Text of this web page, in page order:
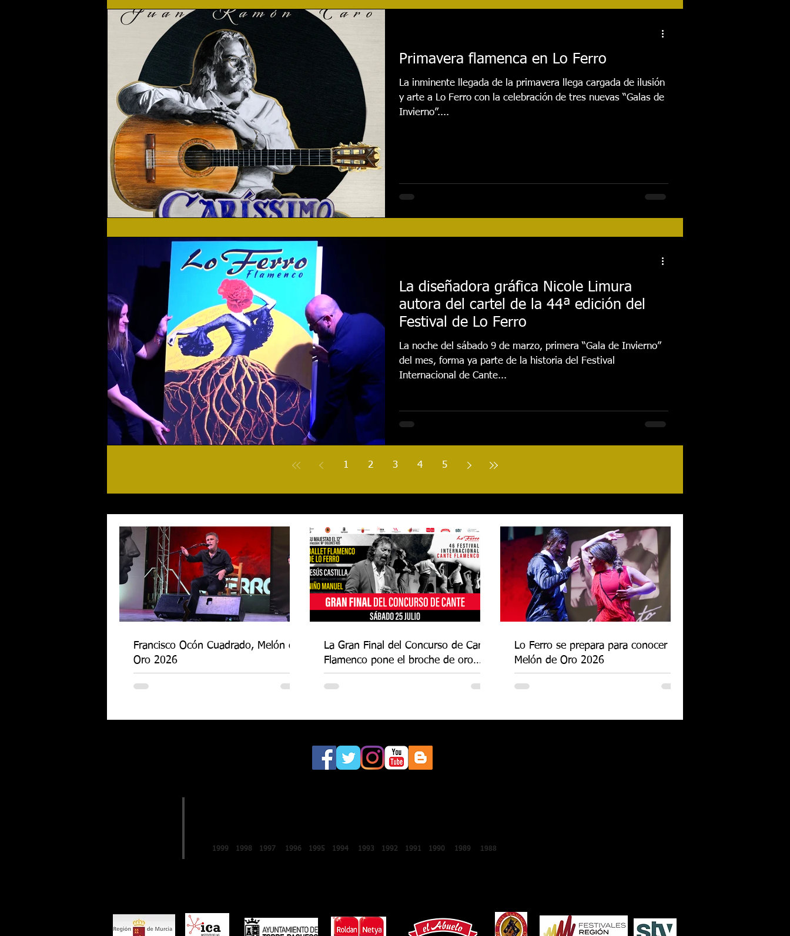
Primavera flamenca en Lo Ferro
La inminente llegada de la primavera llega cargada de ilusión
y arte a Lo Ferro con la celebración de tres nuevas “Galas de
Invierno”....
La diseñadora gráfica Nicole Limura
autora del cartel de la 44ª edición del
Festival de Lo Ferro
La noche del sábado 9 de marzo, primera “Gala de Invierno”
del mes, forma ya parte de la historia del Festival
Internacional de Cante...
1 2 3 4 5
Francisco Ocón Cuadrado, Melón de
Oro 2026
La Gran Final del Concurso de Cante
Flamenco pone el broche de oro
este sábado a la 46.ª edición del
Festival Internacional de Lo Ferro
Lo Ferro se prepara para conocer al
Melón de Oro 2026
1999 1998 1997 1996 1995 1994 1993 1992 1991 1990 1989 1988